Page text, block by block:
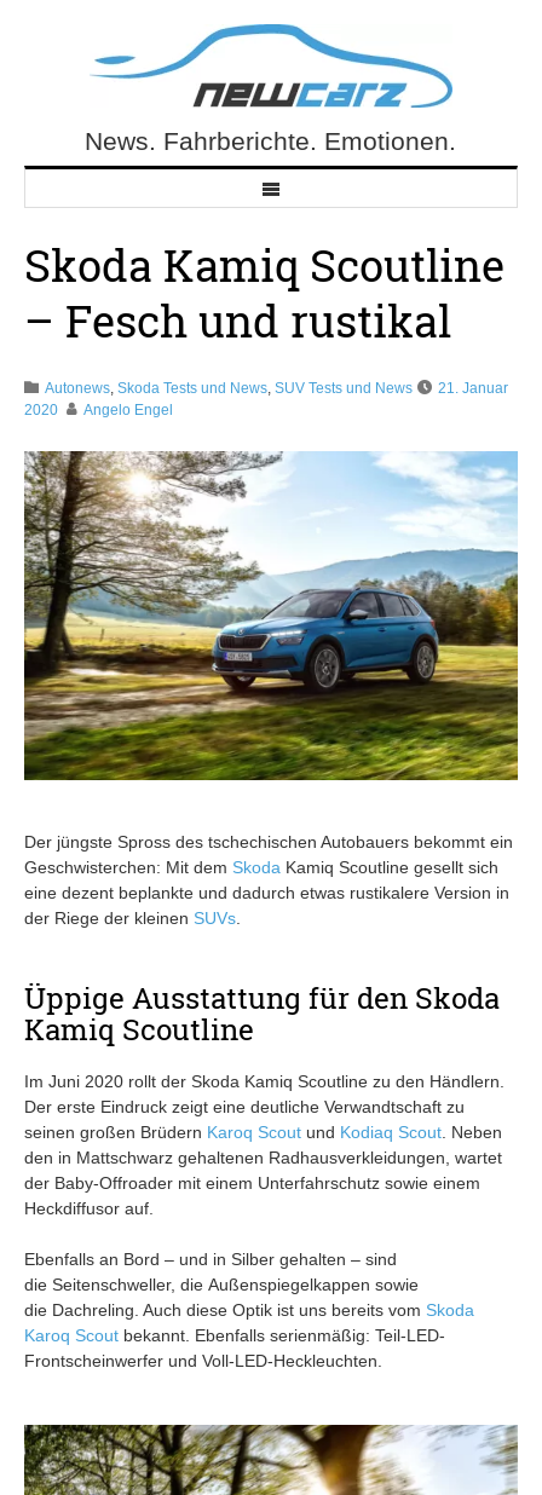
NewCarz.deNews. Fahrberichte. Emotionen.
Skoda Kamiq Scoutline
– Fesch und rustikal
Autonews, Skoda Tests und News, SUV Tests und News
21. Januar
2020
Angelo Engel
Der jüngste Spross des tschechischen Autobauers bekommt ein
Geschwisterchen: Mit dem Skoda Kamiq Scoutline gesellt sich
eine dezent beplankte und dadurch etwas rustikalere Version in
der Riege der kleinen SUVs
Üppige Ausstattung für den Skoda
Kamiq Scoutline
Im Juni 2020 rollt der Skoda Kamiq Scoutline zu den Händlern.
Der erste Eindruck zeigt eine deutliche Verwandtschaft zu
seinen großen Brüdern Karoq Scout und Kodiaq Scout . Neben
den in Mattschwarz gehaltenen Radhausverkleidungen, wartet
der Baby-Offroader mit einem Unterfahrschutz sowie einem
Heckdiffusor auf.
Ebenfalls an Bord – und in Silber gehalten – sind
die Seitenschweller, die Außenspiegelkappen sowie
die Dachreling. Auch diese Optik ist uns bereits vom Skoda
Karoq Scout bekannt. Ebenfalls serienmäßig: Teil-LED-
Frontscheinwerfer und Voll-LED-Heckleuchten.